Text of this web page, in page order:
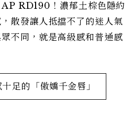
RD190！濃郁土棕色隱約
散發讓人抵擋不了的迷人氣
不同，就是高級感和普通感
足的「傲嬌千金唇」